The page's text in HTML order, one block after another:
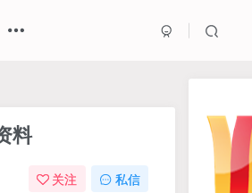
料
关注 私信
TOP1